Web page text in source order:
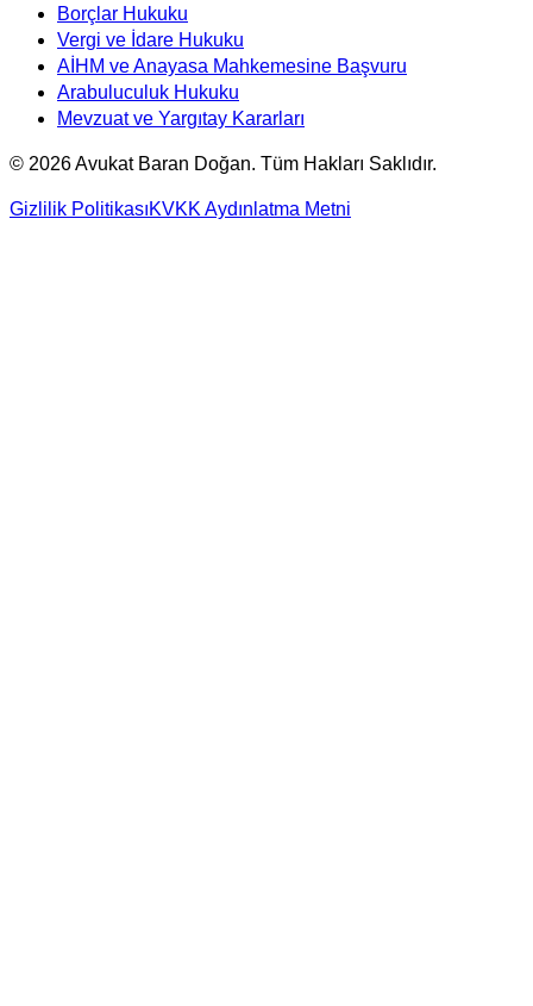
Borçlar Hukuku
Vergi ve İdare Hukuku
AİHM ve Anayasa Mahkemesine Başvuru
Arabuluculuk Hukuku
Mevzuat ve Yargıtay Kararları
© 2026Avukat Baran Doğan. Tüm Hakları Saklıdır.
Gizlilik PolitikasıKVKK Aydınlatma Metni